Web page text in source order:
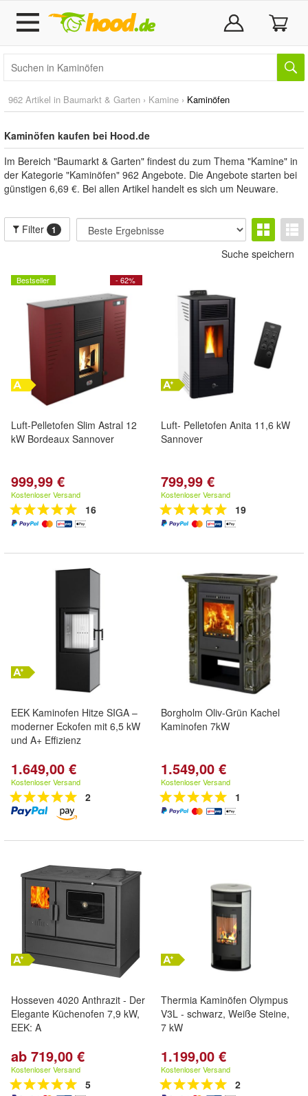
962 Artikel in Baumarkt & Garten › Kamine › Kaminöfen
Kaminöfen kaufen bei Hood.de
Im Bereich "Baumarkt & Garten" findest du zum Thema "Kamine" in
der Kategorie "Kaminöfen" 962 Angebote. Die Angebote starten bei
günstigen 6,69 €. Bei allen Artikel handelt es sich um Neuware.
Filter 1
Suche speichern
- 62%
Bestseller
Luft-Pelletofen Slim Astral 12
kW Bordeaux Sannover
999,99 €
Kostenloser Versand
16
Luft- Pelletofen Anita 11,6 kW
Sannover
799,99 €
Kostenloser Versand
19
EEK Kaminofen Hitze SIGA –
moderner Eckofen mit 6,5 kW
und A+ Effizienz
1.649,00 €
Kostenloser Versand
2
Borgholm Oliv-Grün Kachel
Kaminofen 7kW
1.549,00 €
Kostenloser Versand
1
Hosseven 4020 Anthrazit - Der
Elegante Küchenofen 7,9 kW,
EEK: A
ab 719,00 €
Kostenloser Versand
5
Thermia Kaminöfen Olympus
V3L - schwarz, Weiße Steine,
7 kW
1.199,00 €
Kostenloser Versand
2